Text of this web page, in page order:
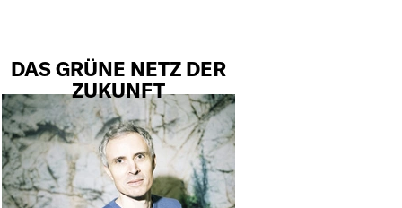
DAS GRÜNE NETZ DER
ZUKUNFT